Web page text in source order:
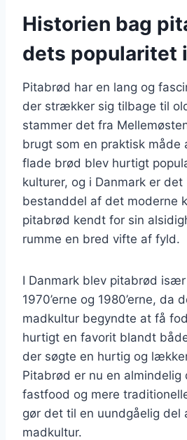
Historien bag
dets popularitet
Pitabrød har en lang og
der strækker sig tilbage til
stammer det fra
brugt som en praktisk måde
flade brød blev hurtigt
kulturer, og i Danmark er
bestanddel af det moderne
pitabrød kendt for sin
rumme en bred vifte af fyld.
I Danmark blev pitabrød
1970’erne og 1980’erne, da
madkultur begyndte at få
hurtigt en favorit blandt
der søgte en hurtig og
Pitabrød er nu en almindelig
fastfood og mere
gør det til en uundgåelig del
madkultur.